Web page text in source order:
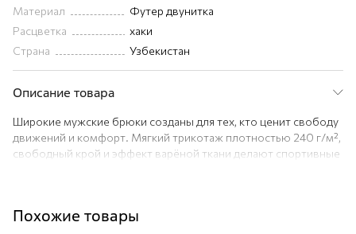
Материал
Футер двунитка
Расцветка
хаки
Страна
Узбекистан
Описание товара
Широкие мужские брюки созданы для тех, кто ценит свободу
движений и комфорт. Мягкий трикотаж плотностью 240 г/м²,
свободный крой и эффект варёной ткани делают спортивные
— 100% натуральный хлопок — приятный к телу и дышащий
Похожие товары